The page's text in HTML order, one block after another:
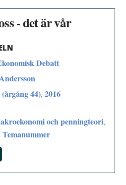
- det är vår
Debatt
(årgång 44),2016
och penningteori,
Temanummer